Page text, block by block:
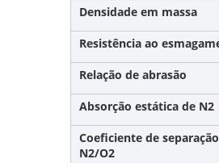
Densidade em massa
Resistência ao
Relação de abrasão
Absorção estática de N2
Coeficiente de separação
N2/O2